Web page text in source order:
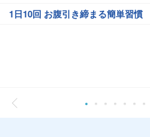
1日10回 お腹引き締まる簡単習慣